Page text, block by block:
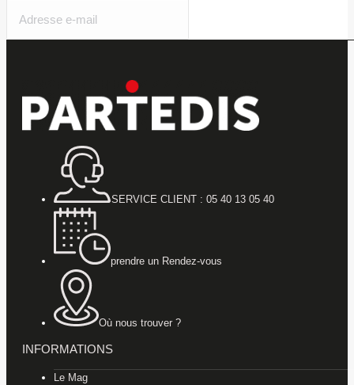
SERVICE CLIENT : 05 40 13 05 40
prendre un Rendez-vous
Où nous trouver ?
INFORMATIONS
Le Mag